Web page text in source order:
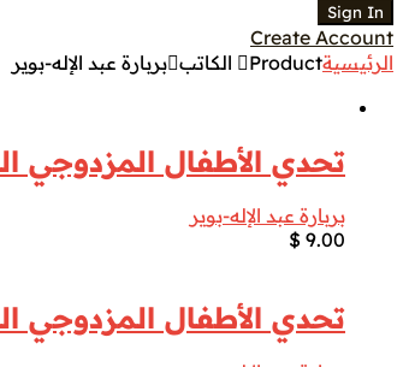
Sign In
Create Account
الرئيسيةProduct الكاتب بربارة عبد الإله-بوير
تحدي الأطفال المزدوجي
بربارة عبد الإله-بوير
$ 9.00
تحدي الأطفال المزدوجي